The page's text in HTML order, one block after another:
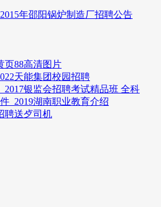
年邵阳锅炉制造厂招聘公告
页88高清图片
天能集团校园招聘
银监会招聘考试精品班 全科
_2019湖南职业教育介绍
聘送歺司机